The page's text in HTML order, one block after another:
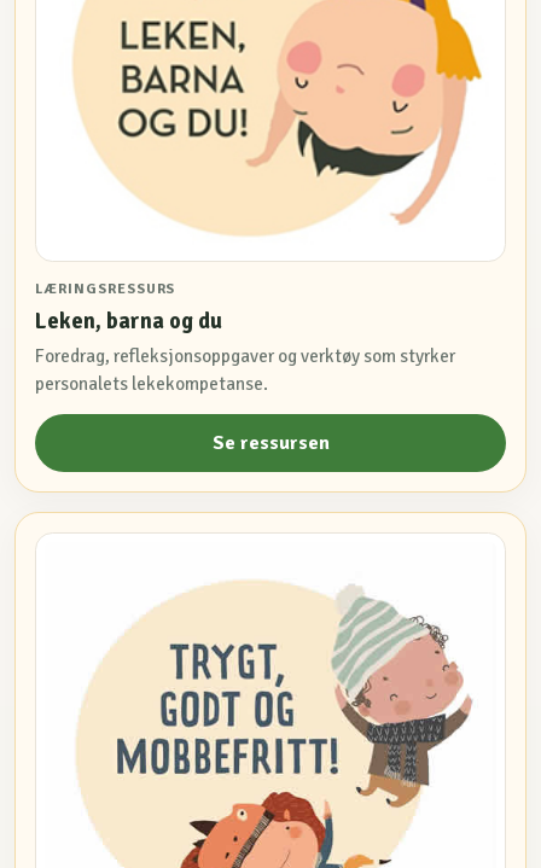
LÆRINGSRESSURS
Leken, barna og du
Foredrag, refleksjonsoppgaver og verktøy som styrker
personalets lekekompetanse.
Se ressursen